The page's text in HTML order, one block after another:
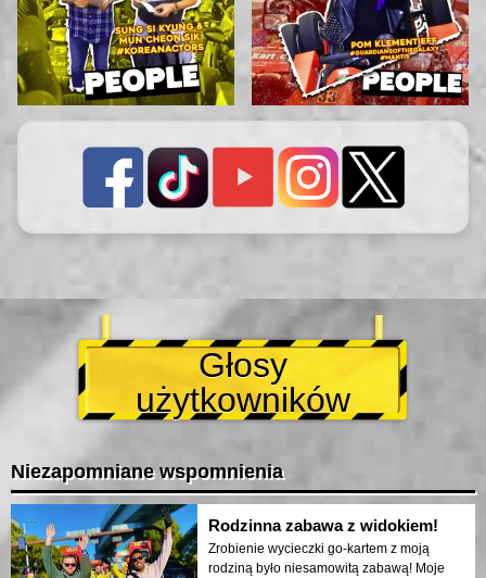
Głosy
użytkowników
Niezapomniane wspomnienia
Rodzinna zabawa z widokiem!
Zrobienie wycieczki go-kartem z moją
rodziną było niesamowitą zabawą! Moje